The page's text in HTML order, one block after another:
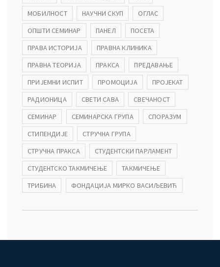
МОБИЛНОСТ
НАУЧНИ СКУП
ОГЛАС
ОПШТИ СЕМИНАР
ПАНЕЛ
ПОСЕТА
ПРАВА ИСТОРИЈА
ПРАВНА КЛИНИКА
ПРАВНА ТЕОРИЈА
ПРАКСА
ПРЕДАВАЊЕ
ПРИЈЕМНИ ИСПИТ
ПРОМОЦИЈА
ПРОЈЕКАТ
РАДИОНИЦА
СВЕТИ САВА
СВЕЧАНОСТ
СЕМИНАР
СЕМИНАРСКА ГРУПА
СПОРАЗУМ
СТИПЕНДИЈЕ
СТРУЧНА ГРУПА
СТРУЧНА ПРАКСА
СТУДЕНТСКИ ПАРЛАМЕНТ
СТУДЕНТСКО ТАКМИЧЕЊЕ
ТАКМИЧЕЊЕ
ТРИБИНА
ФОНДАЦИЈА МИРКО ВАСИЉЕВИЋ